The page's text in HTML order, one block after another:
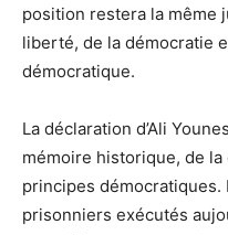
position restera la même
liberté, de la démocratie
démocratique.
La déclaration d’Ali
mémoire historique, de
principes démocratiques.
prisonniers exécutés